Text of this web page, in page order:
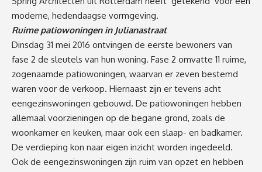
moderne, hedendaagse vormgeving.
Ruime patiowoningen in Julianastraat
Dinsdag 31 mei 2016 ontvingen de eerste bewoners van
fase 2 de sleutels van hun woning. Fase 2 omvatte 11 ruime,
zogenaamde patiowoningen, waarvan er zeven bestemd
waren voor de verkoop. Hiernaast zijn er tevens acht
eengezinswoningen gebouwd. De patiowoningen hebben
allemaal voorzieningen op de begane grond, zoals de
woonkamer en keuken, maar ook een slaap- en badkamer.
De verdieping kon naar eigen inzicht worden ingedeeld.
Ook de eengezinswoningen zijn ruim van opzet en hebben